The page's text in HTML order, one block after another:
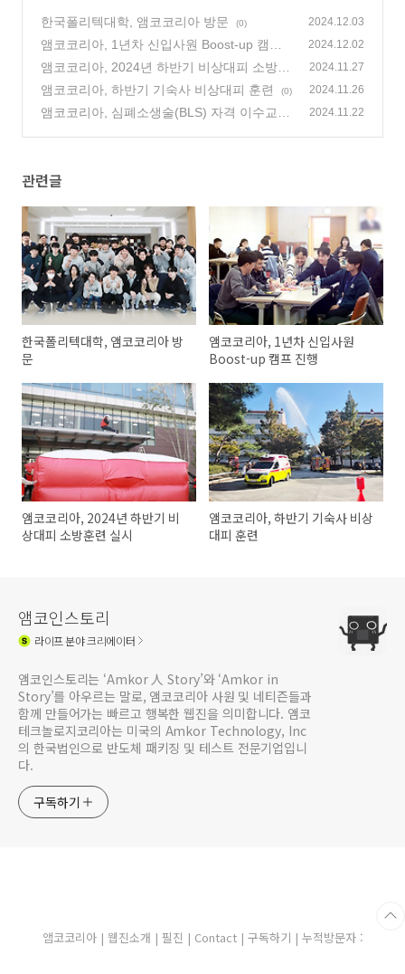
한국폴리텍대학, 앰코코리아 방문 (0) 2024.12.03
앰코코리아, 1년차 신입사원 Boost-up 캠프
진행
(0)
2024.12.02
앰코코리아, 2024년 하반기 비상대피 소방훈
련 실시
(0)
2024.11.27
앰코코리아, 하반기 기숙사 비상대피 훈련 (0) 2024.11.26
앰코코리아, 심폐소생술(BLS) 자격 이수교육
2024.11.22
관련글
한국폴리텍대학, 앰코코리아 방
문
앰코코리아, 1년차 신입사원
Boost-up 캠프 진행
앰코코리아, 2024년 하반기 비
상대피 소방훈련 실시
앰코코리아, 하반기 기숙사 비상
대피 훈련
앰코인스토리
라이프분야 크리에이터
앰코인스토리는 ‘Amkor 人 Story’와 ‘Amkor in
Story’를 아우르는 말로, 앰코코리아 사원 및 네티즌들과
함께 만들어가는 빠르고 행복한 웹진을 의미합니다. 앰코
테크놀로지코리아는 미국의 Amkor Technology, Inc
의 한국법인으로 반도체 패키징 및 테스트 전문기업입니
다.
구독하기
앰코코리아| 웹진소개 | 필진 | Contact | 구독하기 | 누적방문자 :